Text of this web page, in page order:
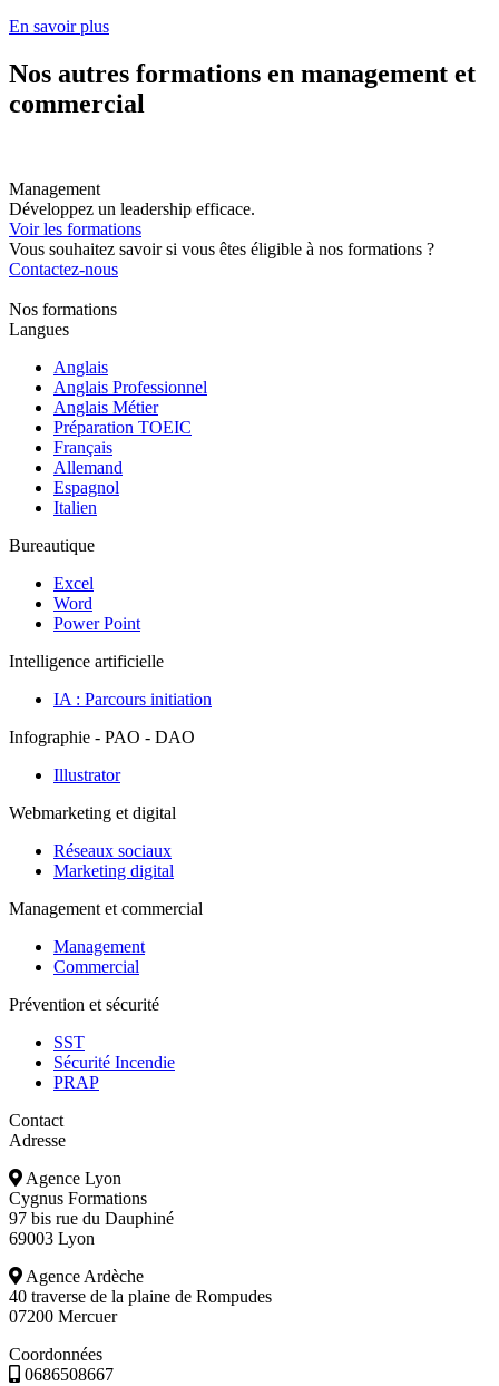
En savoir plus
Nos autres formations en management et
commercial
Management
Développez un leadership efficace.
Voir les formations
Vous souhaitez savoir si vous êtes éligible à nos formations ?
Contactez-nous
Nos formations
Langues
Anglais
Anglais Professionnel
Anglais Métier
Préparation TOEIC
Français
Allemand
Espagnol
Italien
Bureautique
Excel
Word
Power Point
Intelligence artificielle
IA : Parcours initiation
Infographie - PAO - DAO
Illustrator
Webmarketing et digital
Réseaux sociaux
Marketing digital
Management et commercial
Management
Commercial
Prévention et sécurité
SST
Sécurité Incendie
PRAP
Contact
Adresse
Agence Lyon
Cygnus Formations
97 bis rue du Dauphiné
69003 Lyon
Agence Ardèche
40 traverse de la plaine de Rompudes
07200 Mercuer
Coordonnées
0686508667